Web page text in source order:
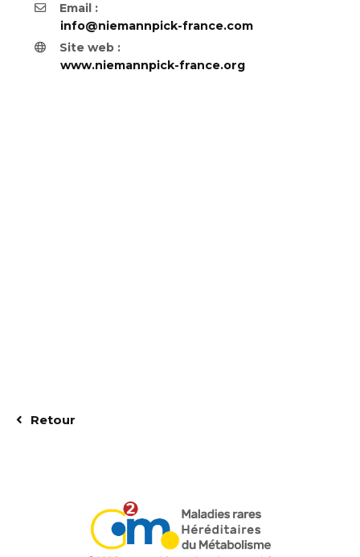
Email :
info@niemannpick-france.com
Site web :
www.niemannpick-france.org
Retour